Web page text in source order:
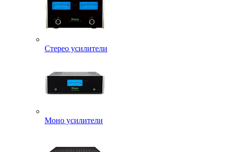
Стерео усилители
Моно усилители